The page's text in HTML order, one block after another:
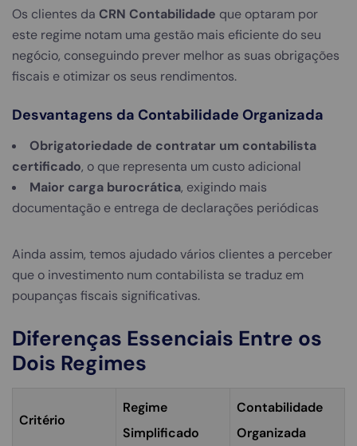
Os clientes da CRN Contabilidade que optaram por
este regime notam uma gestão mais eficiente do seu
negócio, conseguindo prever melhor as suas obrigações
fiscais e otimizar os seus rendimentos.
Desvantagens da Contabilidade Organizada
Obrigatoriedade de contratar um contabilista
certificado, o que representa um custo adicional
Maior carga burocrática, exigindo mais
documentação e entrega de declarações periódicas
Ainda assim, temos ajudado vários clientes a perceber
que o investimento num contabilista se traduz em
poupanças fiscais significativas.
Diferenças Essenciais Entre os
Dois Regimes
Critério
Regime
Simplificado
Contabilidade
Organizada